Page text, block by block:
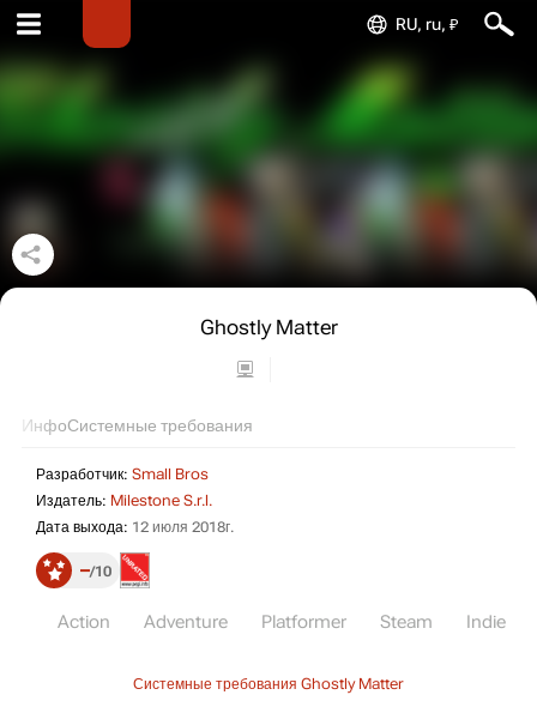
RU, ru, ₽
Ghostly Matter
ИнфоСистемные требования
Разработчик: Small Bros
Издатель: Milestone S.r.l.
Дата выхода: 12 июля 2018г.
– 10
Action Adventure Platformer Steam Indie
Системные требования Ghostly Matter